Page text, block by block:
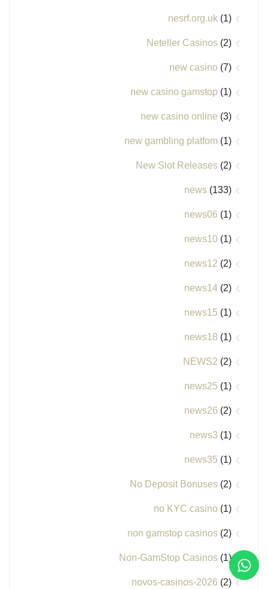
nesrf.org.uk (1)
Neteller Casinos (2)
new casino (7)
new casino gamstop (1)
new casino online (3)
new gambling platfom (1)
New Slot Releases (2)
news (133)
news06 (1)
news10 (1)
news12 (2)
news14 (2)
news15 (1)
news18 (1)
NEWS2 (2)
news25 (1)
news26 (2)
news3 (1)
news35 (1)
No Deposit Bonuses (2)
no KYC casino (1)
non gamstop casinos (2)
Non-GamStop Casinos (1)
novos-casinos-2026 (2)